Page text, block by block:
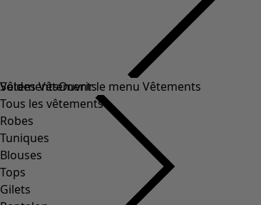
Soldes Vêtements
Tous les vêtements
Robes
Tuniques
Blouses
Tops
Gilets
VêtementsOuvrir le menu Vêtements